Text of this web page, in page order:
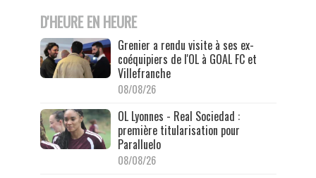
D'HEURE EN HEURE
Grenier a rendu visite à ses ex-
coéquipiers de l'OL à GOAL FC et
Villefranche
08/08/26
OL Lyonnes - Real Sociedad :
première titularisation pour
Paralluelo
08/08/26